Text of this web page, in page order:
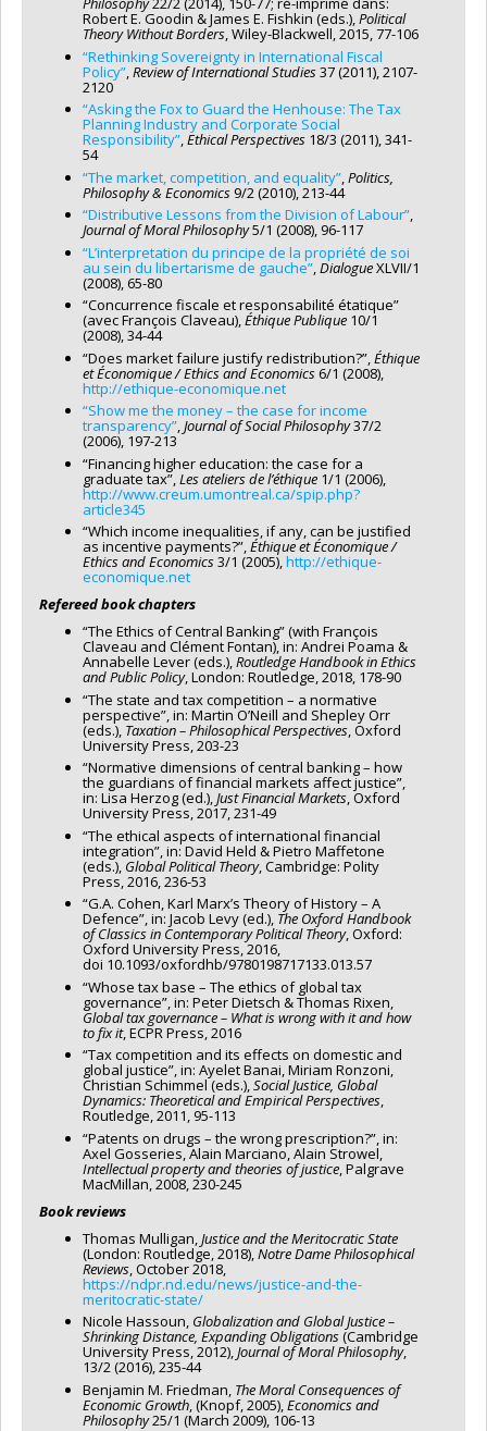
Robert E. Goodin & James E. Fishkin (eds.),Political
Theory Without Borders, Wiley-Blackwell, 2015, 77-106
“Rethinking Sovereignty in International Fiscal
Policy”,Review of International Studies37 (2011), 2107-
2120
“Asking the Fox to Guard the Henhouse: The Tax
Planning Industry and Corporate Social
Responsibility”,Ethical Perspectives 18/3 (2011), 341-
54
“The market, competition, and equality”,Politics,
Philosophy & Economics9/2 (2010), 213-44
“Distributive Lessons from the Division of Labour”,
Journal of Moral Philosophy5/1 (2008), 96-117
“L’interpretation du principe de la propriété de soi
au sein du libertarisme de gauche”,DialogueXLVII/1
(2008), 65-80
“Concurrence fiscale et responsabilité étatique”
(avec François Claveau),Éthique Publique 10/1
(2008), 34-44
“Does market failure justify redistribution?”,Éthique
et Économique / Ethics and Economics 6/1 (2008),
http://ethique-economique.net
“Show me the money – the case for income
transparency”,Journal of Social Philosophy37/2
(2006), 197-213
“Financing higher education: the case for a
graduate tax”,Les ateliers de l’éthique 1/1 (2006),
http://www.creum.umontreal.ca/spip.php?
article345
“Which income inequalities, if any, can be justified
as incentive payments?”,Éthique et Économique /
Ethics and Economics3/1 (2005),http://ethique-
economique.net
Refereed book chapters
“The Ethics of Central Banking” (with François
Claveau and Clément Fontan), in: Andrei Poama &
Annabelle Lever (eds.),Routledge Handbook in Ethics
and Public Policy, London: Routledge, 2018, 178-90
“The state and tax competition – a normative
perspective”, in: Martin O’Neill and Shepley Orr
(eds.), Taxation – Philosophical Perspectives, Oxford
University Press, 203-23
“Normative dimensions of central banking – how
the guardians of financial markets affect justice”,
in: Lisa Herzog (ed.),Just Financial Markets, Oxford
University Press, 2017, 231-49
“The ethical aspects of international financial
integration”, in: David Held & Pietro Maffetone
(eds.), Global Political Theory, Cambridge: Polity
Press, 2016, 236-53
“G.A. Cohen, Karl Marx’s Theory of History – A
Defence”, in: Jacob Levy (ed.), The Oxford Handbook
of Classics in Contemporary Political Theory, Oxford:
Oxford University Press, 2016,
doi 10.1093/oxfordhb/9780198717133.013.57
“Whose tax base – The ethics of global tax
governance”, in: Peter Dietsch & Thomas Rixen,
Global tax governance – What is wrong with it and how
to fix it, ECPR Press, 2016
“Tax competition and its effects on domestic and
global justice”, in: Ayelet Banai, Miriam Ronzoni,
Christian Schimmel (eds.),Social Justice, Global
Dynamics: Theoretical and Empirical Perspectives,
Routledge, 2011, 95-113
“Patents on drugs – the wrong prescription?”, in:
Axel Gosseries, Alain Marciano, Alain Strowel,
Intellectual property and theories of justice, Palgrave
MacMillan, 2008, 230-245
Book reviews
Thomas Mulligan,Justice and the Meritocratic State
(London: Routledge, 2018),Notre Dame Philosophical
Reviews, October 2018,
https://ndpr.nd.edu/news/justice-and-the-
meritocratic-state/
Nicole Hassoun, Globalization and Global Justice –
Shrinking Distance, Expanding Obligations(Cambridge
University Press, 2012),Journal of Moral Philosophy,
13/2 (2016), 235-44
Benjamin M. Friedman, The Moral Consequences of
Economic Growth, (Knopf, 2005),Economics and
Philosophy25/1 (March 2009), 106-13